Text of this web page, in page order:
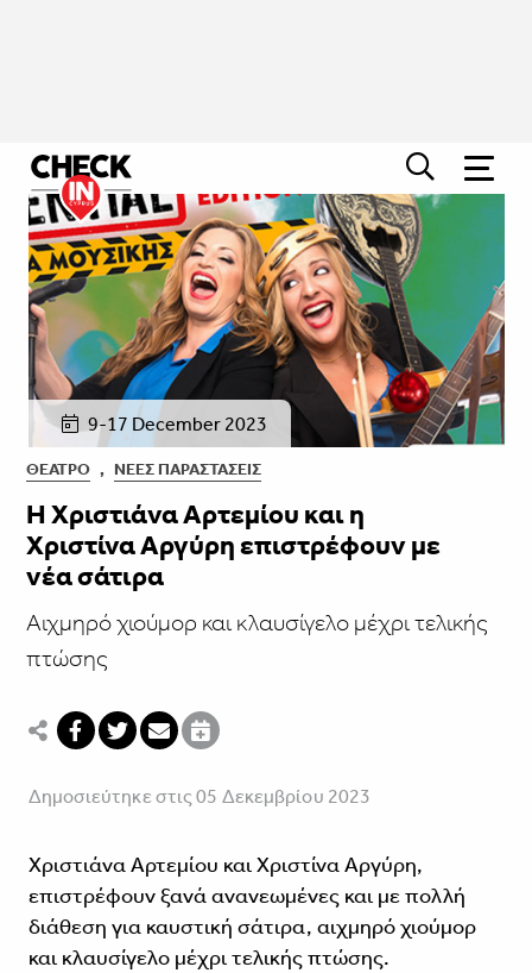
9-17 December 2023
ΘΈΑΤΡΟ , ΝΈΕΣ ΠΑΡΑΣΤΆΣΕΙΣ
H Χριστιάνα Αρτεμίου και η
Χριστίνα Αργύρη επιστρέφουν με
νέα σάτιρα
Αιχμηρό χιούμορ και κλαυσίγελο μέχρι τελικής
πτώσης
Δημοσιεύτηκε στις 05 Δεκεμβρίου 2023
Χριστιάνα Αρτεμίου και Χριστίνα Αργύρη,
επιστρέφουν ξανά ανανεωμένες και με πολλή
διάθεση για καυστική σάτιρα, αιχμηρό χιούμορ
και κλαυσίγελο μέχρι τελικής πτώσης.